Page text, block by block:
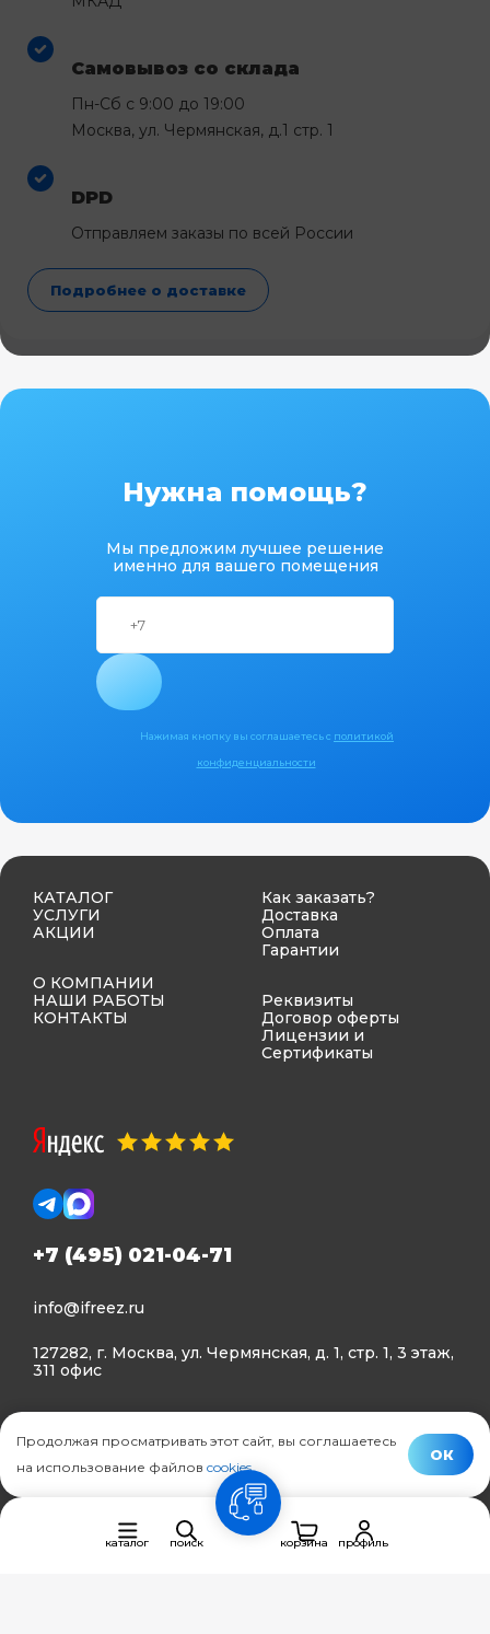
Самовывоз со склада
Пн-Сб с 9:00 до 19:00
Москва, ул. Чермянская, д.1 стр. 1
DPD
Отправляем заказы по всей России
Подробнее о доставке
Нужна помощь?
Мы предложим лучшее решение
именно для вашего помещения
Нажимая кнопку вы соглашаетесь с политикой
конфиденциальности
КАТАЛОГ
УСЛУГИ
АКЦИИ
О КОМПАНИИ
НАШИ РАБОТЫ
КОНТАКТЫ
Как заказать?
Доставка
Оплата
Гарантии
Реквизиты
Договор оферты
Лицензии и
Сертификаты
+7 (495) 021-04-71
info@ifreez.ru
127282, г. Москва, ул. Чермянская, д. 1, стр. 1, 3 этаж,
311 офис
Политика конфиденциальности
© Ifreez - продажа и установка климатической техники,
каталог поиск
связь
корзина
профиль
Продолжая просматривать этот сайт, вы соглашаетесь
на использование файлов cookies.
ОК